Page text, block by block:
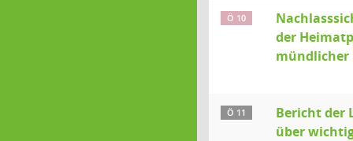
Ö 10
der
mündlicher
Ö 11
Bericht der
über